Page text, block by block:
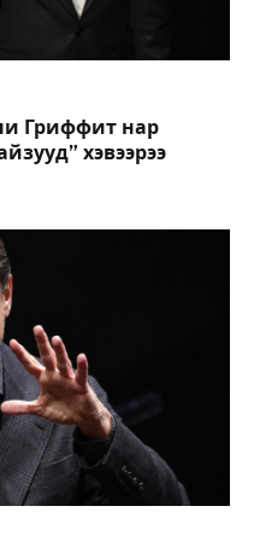
Гриффит нар
хэвээрээ